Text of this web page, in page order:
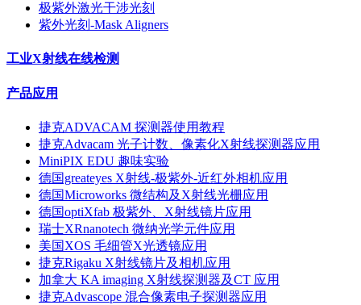
极紫外激光干涉光刻
紫外光刻-Mask Aligners
工业X射线在线检测
产品应用
捷克ADVACAM 探测器使用教程
捷克Advacam 光子计数、像素化X射线探测器应用
MiniPIX EDU 趣味实验
德国greateyes X射线-极紫外-近红外相机应用
德国Microworks 微结构及X射线光栅应用
德国optiXfab 极紫外、X射线镜片应用
瑞士XRnanotech 微纳光学元件应用
美国XOS 毛细管X光透镜应用
捷克Rigaku X射线镜片及相机应用
加拿大 KA imaging X射线探测器及CT 应用
捷克Advascope 混合像素电子探测器应用